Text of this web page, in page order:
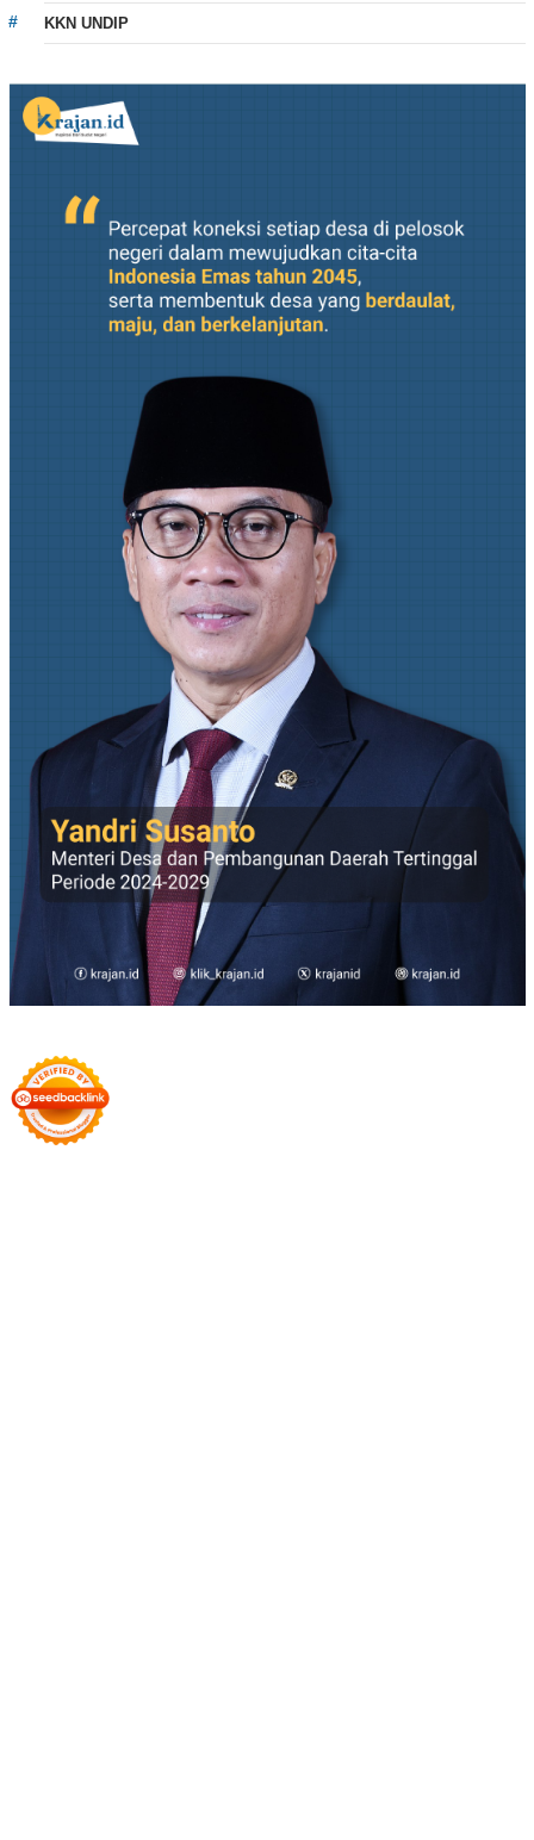
KKN UNDIP